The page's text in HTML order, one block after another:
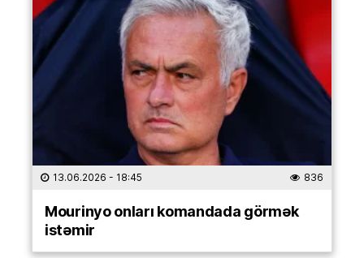
13.06.2026 - 18:45 836
Mourinyo onları komandada görmək
istəmir